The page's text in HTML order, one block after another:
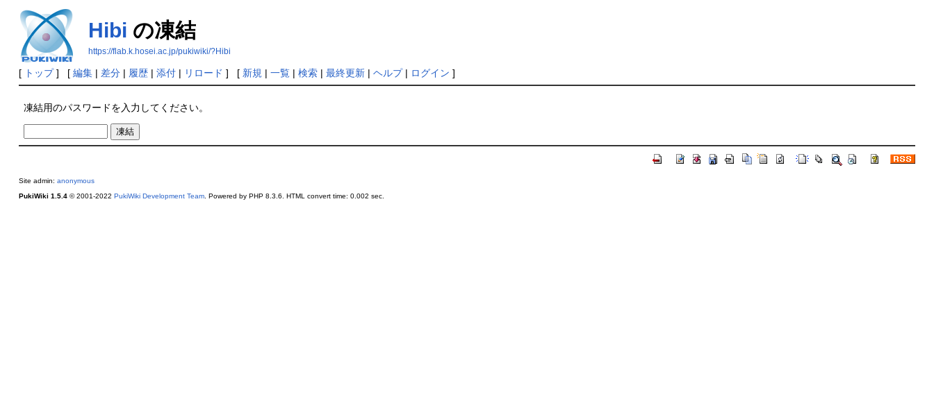
Hibi の凍結
https://flab.k.hosei.ac.jp/pukiwiki/?Hibi
[ トップ] [ 編集| 差分| 履歴| 添付| リロード ] [ 新規 | 一覧| 検索| 最終更新| ヘルプ| ログイン ]
凍結用のパスワードを入力してください。
Site admin: anonymous
PukiWiki 1.5.4© 2001-2022 PukiWiki Development Team. Powered by PHP 8.3.6. HTML convert time: 0.002 sec.